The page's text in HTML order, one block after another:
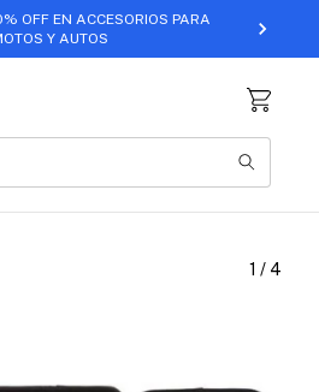
OFF EN ACCESORIOS PARA
Y AUTOS
1 / 4